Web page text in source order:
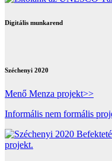
Digitális munkarend
Széchenyi 2020
Menő Menza projekt>>
Informális nem formális